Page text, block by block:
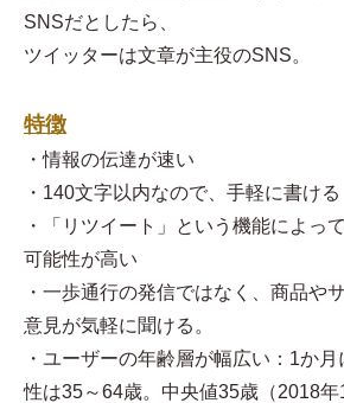
SNSだとしたら、
ツイッターは文章が主役のSNS。
特徴
・情報の伝達が速い
・140文字以内なので、手軽に書ける
・「リツイート」という機能によっ
可能性が高い
・一歩通行の発信ではなく、商品や
意見が気軽に聞ける。
・ユーザーの年齢層が幅広い：1か
性は35～64歳。中央値35歳（2018年